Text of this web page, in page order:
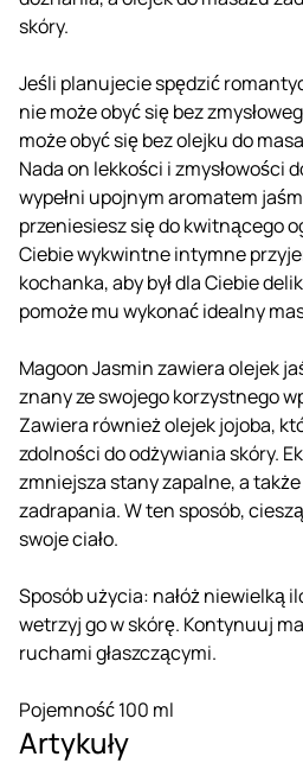
skóry.
Jeśli planujecie spędzić
nie może obyć się bez
może obyć się bez olejku do
Nada on lekkości i zmysłowości
wypełni upojnym aromatem
przeniesiesz się do kwitnącego
Ciebie wykwintne intymne
kochanka, aby był dla Ciebie
pomoże mu wykonać idealny
Magoon Jasmin zawiera olejek
znany ze swojego korzystnego
Zawiera również olejek jojoba,
zdolności do odżywiania skóry.
zmniejsza stany zapalne, a
zadrapania. W ten sposób,
swoje ciało.
Sposób użycia: nałóż niewielką
wetrzyj go w skórę. Kontynuuj
ruchami głaszczącymi.
Pojemność 100 ml
Artykuły